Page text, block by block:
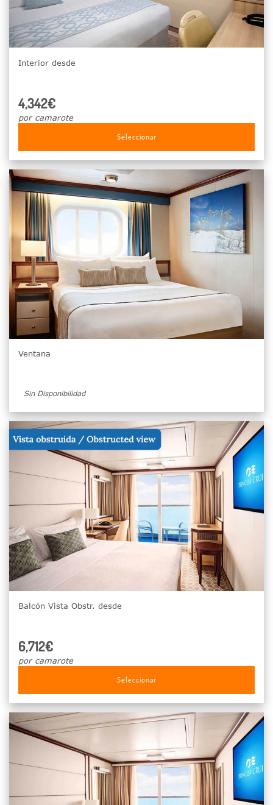
Interior desde
4,342€
por camarote
Seleccionar
Ventana
Sin Disponibilidad
Balcón Vista Obstr. desde
6,712€
por camarote
Seleccionar